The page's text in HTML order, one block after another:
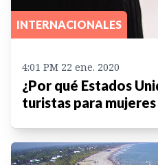
INTERNACIONALES
4:01 PM 22 ene. 2020
¿Por qué Estados
turistas para